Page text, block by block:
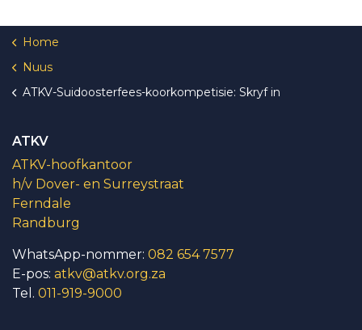
Home
Nuus
ATKV-Suidoosterfees-koorkompetisie: Skryf in
ATKV
ATKV-hoofkantoor
h/v Dover- en Surreystraat
Ferndale
Randburg
WhatsApp-nommer: 082 654 7577
E-pos: atkv@atkv.org.za
Tel. 011-919-9000